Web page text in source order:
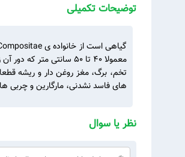
توضیحات تکمیلی
معمولا ۴۰ تا ۵۰ سانتی
تخم، برگ، مغز روغن دار و ریشه
های فاسد نشدنی، مارگارین و چربی
نظر یا سوال